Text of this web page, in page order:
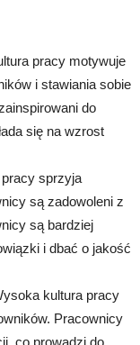
pracy motywuje
i stawiania sobie
do
się na wzrost
sprzyja
są zadowoleni z
są bardziej
i dbać o jakość
kultura pracy
Pracownicy